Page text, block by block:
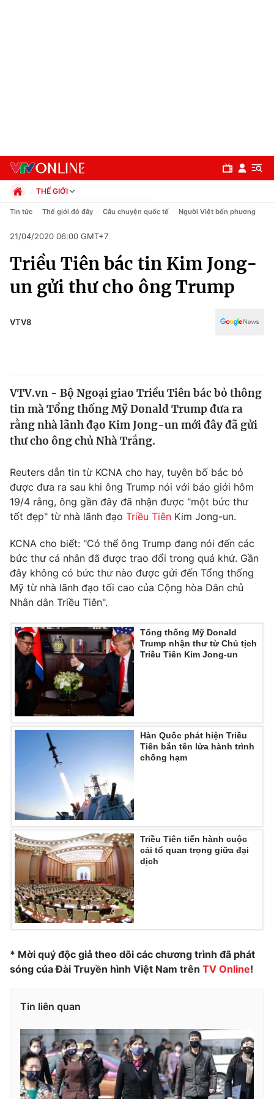
Chuyên mục
Chính trị
Thế giới
Tin tức
Thế giới đó đây
Câu chuyện quốc tế
Tài chính
Thị trường
Dữ liệu và đời sống
Phim VTV
Hậu trường
Nhân vật
Khán giả
Giải sao mai
Giải trí
Điện ảnh
Sao
Đời sống
Du lịch
Làm đẹp
Chất lượng cuộc sống
Giáo dục
Tuyển sinh
Học trực tuyến
Công nghệ
Hitech Công nghệ tương lai
Sản phẩm
Thị trường
Giao lưu trực tuyến
Lịch phát sóng
Chuyên mục khác
Emagazine Podcast
Photo Infographic
Video Shorts video
VTV Money VTV Thể thao
VTV Sức khoẻ Bất động sản
VTV9 VTV8
Liên hệ tòa soạn English
THẾ GIỚI
Chính trị
Pháp luật
Kinh tế
Thể thao
Truyền hình
Tin tức Thế giới đó đây Câu chuyện quốc tế Người Việt bốn phương
21/04/2020 06:00 GMT+7
Triều Tiên bác tin Kim Jong-
un gửi thư cho ông Trump
VTV8
VTV.vn - Bộ Ngoại giao Triều Tiên bác bỏ thông
tin mà Tổng thống Mỹ Donald Trump đưa ra
rằng nhà lãnh đạo Kim Jong-un mới đây đã gửi
thư cho ông chủ Nhà Trắng.
Reuters dẫn tin từ KCNA cho hay, tuyên bố bác bỏ
được đưa ra sau khi ông Trump nói với báo giới hôm
19/4 rằng, ông gần đây đã nhận được "một bức thư
tốt đẹp" từ nhà lãnh đạo Triều Tiên Kim Jong-un.
KCNA cho biết: "Có thể ông Trump đang nói đến các
bức thư cá nhân đã được trao đổi trong quá khứ. Gần
đây không có bức thư nào được gửi đến Tổng thống
Mỹ từ nhà lãnh đạo tối cao của Cộng hòa Dân chủ
Nhân dân Triều Tiên".
Tổng thống Mỹ Donald
Trump nhận thư từ Chủ tịch
Triều Tiên Kim Jong-un
Hàn Quốc phát hiện Triều
Tiên bắn tên lửa hành trình
chống hạm
Triều Tiên tiến hành cuộc
cải tổ quan trọng giữa đại
dịch
* Mời quý độc giả theo dõi các chương trình đã phát
sóng của Đài Truyền hình Việt Nam trên TV Online!
Tin liên quan